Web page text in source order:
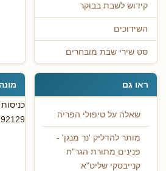
קידוש לשבת בבוקר
השידוכים
סט שירי שבת מובחרים
ראו גם
שאלה על טיפולי הפריה
מותר להדליק 'נר מנגן' -
פנינים מתורת הגר"ח
קנייבסקי שליט"א
מונה